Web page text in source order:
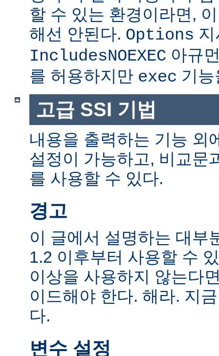
할 수 있는 환경이라면,
해선 안된다. Options
IncludesNOEXEC 아규
를 허용하지만 exec 기
고급 SSI 기법
내용을 출력하는 기능 외
설정이 가능하고, 비교문
를 사용할 수 있다.
경고
이 글에서 설명하는 대부
1.2 이후부터 사용할 수
이상을 사용하지 않는다
이드해야 한다. 해라. 지
다.
변수 설정